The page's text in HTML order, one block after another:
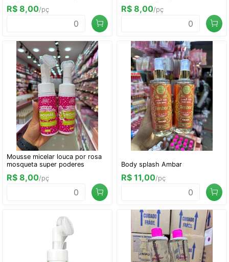
R$ 8,00/pç R$ 8,00/pç
Mousse micelar louca por rosa
mosqueta super poderes
R$ 8,00/pç
Body splash Ambar
R$ 11,00/pç